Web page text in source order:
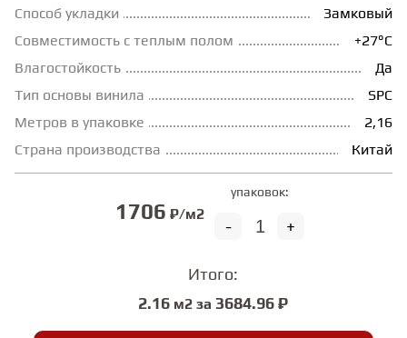
ТЕРМОПАРКЕТ
ЭКОМАССИВ
МАССИВНАЯ ДОСКА
ИСКУССТВЕННАЯ ТРАВА
СТУПЕНИ
Способ укладки
Замковый
Совместимость с теплым полом
+27°С
Влагостойкость
Да
Тип основы винила
SPC
Метров в упаковке
2,16
Страна производства
Китай
1706 ₽/м2
упаковок:
+
-
Итого:
2.16м2 за 3684.96 ₽